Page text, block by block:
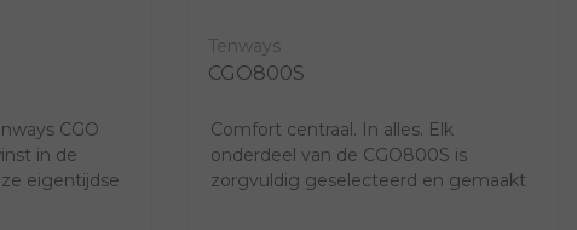
CGO
in de
eigentijdse
Tenways
CGO800S
Comfort centraal. In alles. Elk
onderdeel van de CGO800S is
zorgvuldig geselecteerd en gemaakt